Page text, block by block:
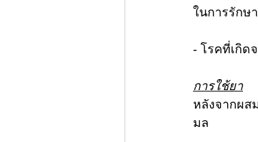
ในการรักษ
- โรคที่เกิด
การใช้ยา
หลังจากผส
มล